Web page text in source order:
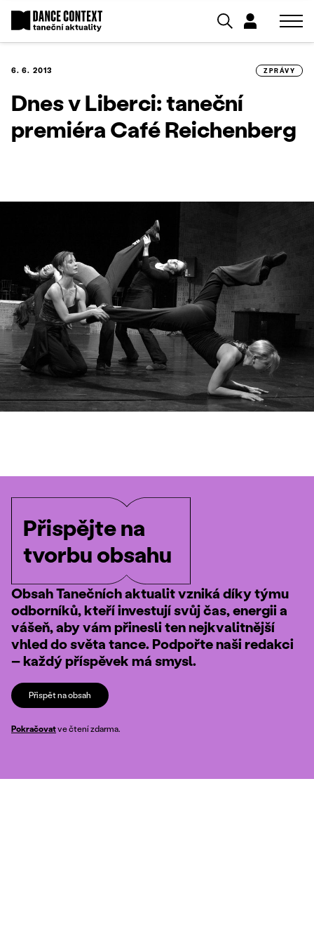
6. 6. 2013 ZPRÁVY
Dnes v Liberci: taneční
premiéra Café Reichenberg
Přispějte na
tvorbu obsahu
Obsah Tanečních aktualit vzniká díky týmu
odborníků, kteří investují svůj čas, energii a
vášeň, aby vám přinesli ten nejkvalitnější
vhled do světa tance. Podpořte naši redakci
– každý příspěvek má smysl.
Přispět na obsah
Pokračovatve čtení zdarma.